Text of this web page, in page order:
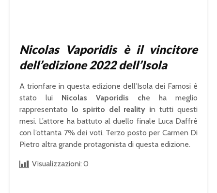
Nicolas Vaporidis è il vincitore
dell’edizione 2022 dell’Isola
A trionfare in questa edizione dell’Isola dei Famosi è
stato lui Nicolas Vaporidis che ha meglio
rappresentato lo spirito del reality in tutti questi
mesi. L’attore ha battuto al duello finale Luca Daffrè
con l’ottanta 7% dei voti. Terzo posto per Carmen Di
Pietro altra grande protagonista di questa edizione.
Visualizzazioni: 0